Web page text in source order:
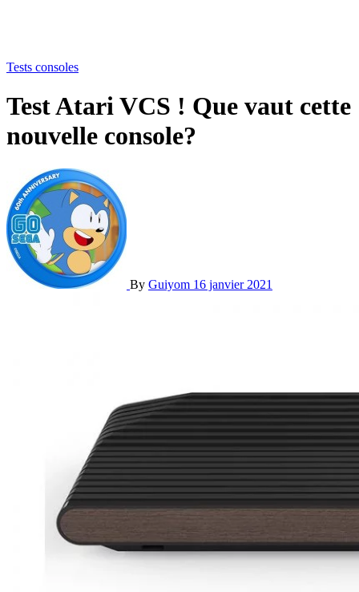
Tests consoles
Test Atari VCS ! Que vaut cette
nouvelle console?
By Guiyom 16 janvier 2021